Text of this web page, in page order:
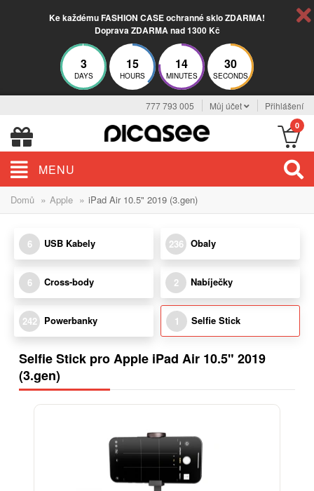
Ke každému FASHION CASE ochranné sklo ZDARMA!
Doprava ZDARMA nad 1300 Kč
3
DAYS
15
HOURS
14
MINUTES
30
SECONDS
777 793 005 Můj účet Přihlášení
0
MENU
Domů » Apple » iPad Air 10.5" 2019 (3.gen)
6 USB Kabely 236 Obaly
6 Cross-body 2 Nabíječky
242 Powerbanky 1 Selfie Stick
Selfie Stick pro Apple iPad Air 10.5" 2019
(3.gen)